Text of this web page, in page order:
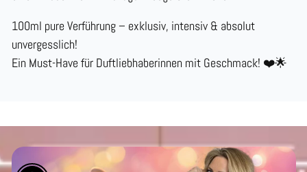
100ml pure Verführung – exklusiv, intensiv & absolut
unvergesslich!
Ein Must-Have für Duftliebhaberinnen mit Geschmack! ❤️🌟